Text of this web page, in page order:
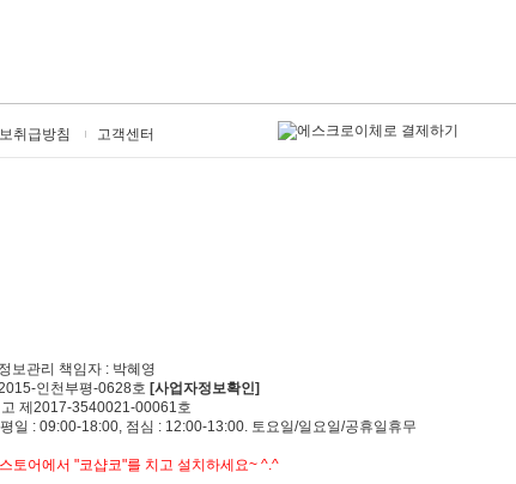
취급방침 고객센터
보관리 책임자 : 박혜영
인천부평-0628호 [사업자정보확인]
제2017-3540021-00061호
일 : 09:00-18:00, 점심 : 12:00-13:00. 토요일/일요일/공휴일휴무
토어에서 "코샵코"를 치고 설치하세요~ ^.^